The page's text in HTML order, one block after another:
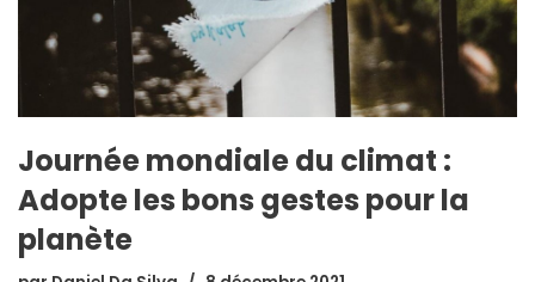
Journée mondiale du climat :
Adopte les bons gestes pour la
planète